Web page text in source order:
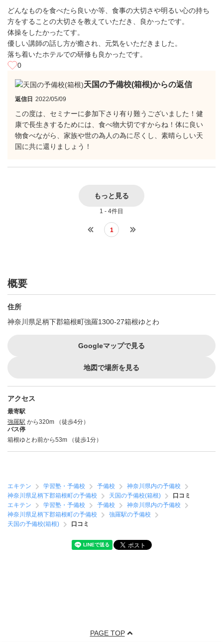
どんなものを食べたら良いか等、食事の大切さや明るい心の持ち
方をすることの大切さを教えていただき、良かったです。
体操をしたかったてす。
優しい講師の話し方が癒され、元気をいただきました。
落ち着いたホテルでの研修も良かったです。
0
天国の予備校(箱根)からの返信
返信日 2022/05/09
この度は、セミナーに参加下さり有り難うございました！健
康で長生きするためには、食べ物大切ですからね！体に良い
物食べながら、家族や世の為人の為に尽くし、素晴らしい天
国に共に還りましょう！
もっと見る
1 - 4件目
1
概要
住所
神奈川県足柄下郡箱根町強羅1300-27箱根ゆとわ
Googleマップで見る
地図で場所を見る
アクセス
最寄駅
強羅駅 から320m （徒歩4分）
バス停
箱根ゆとわ前から53m （徒歩1分）
エキテン 学習塾・予備校 予備校
神奈川県内の予備校
神奈川県足柄下郡箱根町の予備校
天国の予備校(箱根)
口コミ
エキテン
学習塾・予備校 予備校
神奈川県内の予備校
神奈川県足柄下郡箱根町の予備校
強羅駅の予備校
天国の予備校(箱根)
口コミ
PAGE TOP